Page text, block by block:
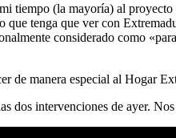
tiempo (la mayoría) al
tenga que ver con
considerado como
de manera especial al Hogar
dos intervenciones de ayer.